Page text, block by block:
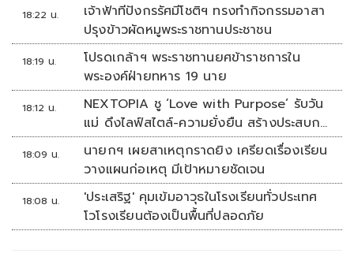
18:22 น.
เจ้าฟ้าทีปังกรรัศมีโชติฯ ทรงทำกิจกรรมอาสา
ปรุงข้าวผัดหมูพระราชทานประชาชน
18:19 น.
โปรดเกล้าฯ พระราชทานยศข้าราชการใน
พระองค์ฝ่ายทหาร 19 นาย
18:12 น.
NEXTOPIA ชู ‘Love with Purpose’ รับวัน
แม่ ดึงไลฟ์สไตล์-ความยั่งยืน สร้างประสบกา
รณ์ช้อปปิงมีความหมาย
18:09 น.
นายกฯ เผยสาเหตุกราดยิง เครียดเรื่องเรียน
วางแผนก่อเหตุ มีเป้าหมายชัดเจน
18:08 น.
'ประเสริฐ' คุมเข้มอาวุธในโรงเรียนทั่วประเทศ
โวโรงเรียนต้องเป็นพื้นที่ปลอดภัย